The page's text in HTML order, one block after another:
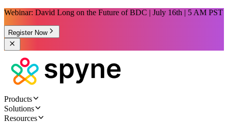
Webinar: David Long on the Future of BDC | July 16th | 5 AM PST
Register Now
Products
Solutions
Resources